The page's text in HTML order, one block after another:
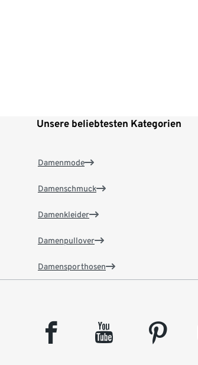
Unsere beliebtesten Kategorien
Damenmode
Damenschmuck
Damenkleider
Damenpullover
Damensporthosen
facebook youtube pinterest